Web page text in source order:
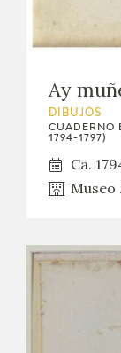
Ay
DIBUJOS
CUADERNO
1794-1797)
Ca.
Museo